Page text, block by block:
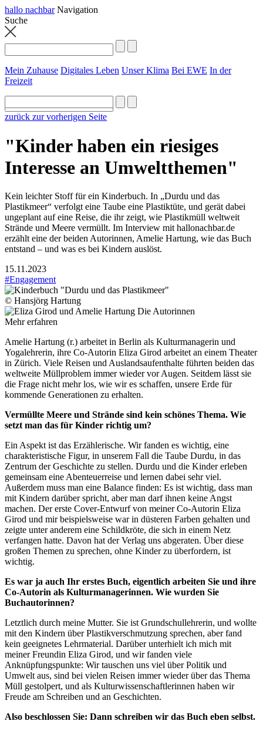
hallo nachbar Navigation
Suche
Mein Zuhause Digitales Leben Unser Klima Bei EWE In der
Freizeit
zurück zur vorherigen Seite
"Kinder haben ein riesiges
Interesse an Umweltthemen"
Kein leichter Stoff für ein Kinderbuch. In „Durdu und das
Plastikmeer“ verfolgt eine Taube eine Plastiktüte, und gerät dabei
ungeplant auf eine Reise, die ihr zeigt, wie Plastikmüll weltweit
Strände und Meere vermüllt. Im Interview mit hallonachbar.de
erzählt eine der beiden Autorinnen, Amelie Hartung, wie das Buch
entstand – und was es bei Kindern auslöst.
15.11.2023
#Engagement
© Hansjörg Hartung
Die Autorinnen
Mehr erfahren
Amelie Hartung (r.) arbeitet in Berlin als Kulturmanagerin und
Yogalehrerin, ihre Co-Autorin Eliza Girod arbeitet an einem Theater
in Zürich. Viele Reisen und Auslandsaufenthalte führten beiden das
weltweite Müllproblem immer wieder vor Augen. Seitdem lässt sie
die Frage nicht mehr los, wie wir es schaffen, unsere Erde für
kommende Generationen zu erhalten.
Vermüllte Meere und Strände sind kein schönes Thema. Wie
setzt man das für Kinder richtig um?
Ein Aspekt ist das Erzählerische. Wir fanden es wichtig, eine
charakteristische Figur, in unserem Fall die Taube Durdu, in das
Zentrum der Geschichte zu stellen. Durdu und die Kinder erleben
gemeinsam eine Abenteuerreise und lernen dabei sehr viel.
Außerdem muss man eine Balance finden: Es ist wichtig, dass man
mit Kindern darüber spricht, aber man darf ihnen keine Angst
machen. Der erste Cover-Entwurf von meiner Co-Autorin Eliza
Girod und mir beispielsweise war in düsteren Farben gehalten und
zeigte unter anderem eine Schildkröte, die sich in einem Netz
verfangen hatte. Davon hat der Verlag uns abgeraten. Über diese
großen Themen zu sprechen, ohne Kinder zu überfordern, ist
wichtig.
Es war ja auch Ihr erstes Buch, eigentlich arbeiten Sie und ihre
Co-Autorin als Kulturmanagerinnen. Wie wurden Sie
Buchautorinnen?
Letztlich durch meine Mutter. Sie ist Grundschullehrerin, und wollte
mit den Kindern über Plastikverschmutzung sprechen, aber fand
kein geeignetes Lehrmaterial. Darüber unterhielt ich mich mit
meiner Freundin Eliza Girod, und wir fanden viele
Anknüpfungspunkte: Wir tauschen uns viel über Politik und
Umwelt aus, sind bei vielen Reisen immer wieder über das Thema
Müll gestolpert, und als Kulturwissenschaftlerinnen haben wir
Freude am Schreiben und an Geschichten.
Also beschlossen Sie: Dann schreiben wir das Buch eben selbst.